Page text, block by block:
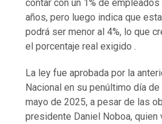
contar con un 1% de
años, pero luego indica que
podrá ser menor al 4%, lo que
el porcentaje real exigido .
La ley fue aprobada por la
Nacional en su penúltimo día
mayo de 2025, a pesar de las
presidente Daniel Noboa, quien